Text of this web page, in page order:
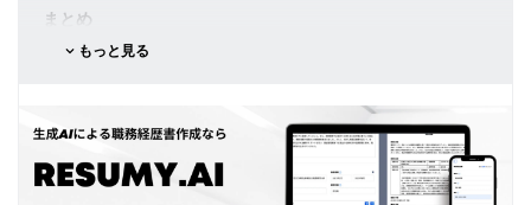
まとめ
もっと見る